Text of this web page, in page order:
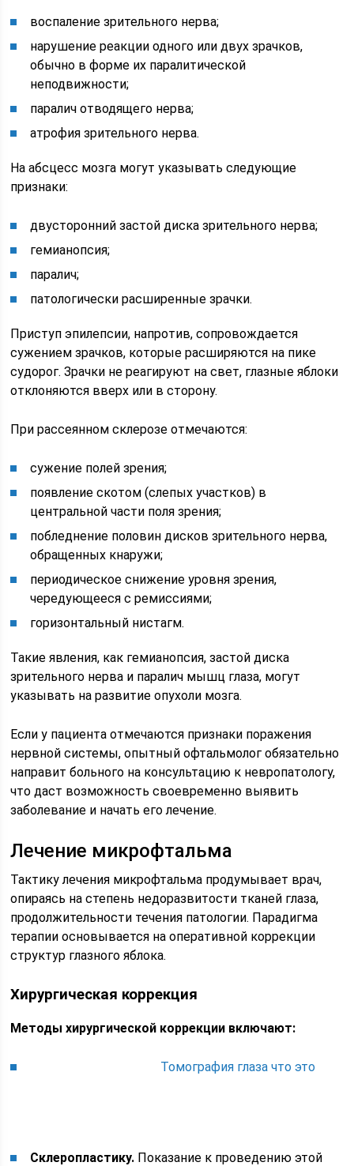
воспаление зрительного нерва;
нарушение реакции одного или двух зрачков,
обычно в форме их паралитической
неподвижности;
паралич отводящего нерва;
атрофия зрительного нерва.
На абсцесс мозга могут указывать следующие
признаки:
двусторонний застой диска зрительного нерва;
гемианопсия;
паралич;
патологически расширенные зрачки.
Приступ эпилепсии, напротив, сопровождается
сужением зрачков, которые раcширяются на пике
судорог. Зрачки не реагируют на свет, глазные яблоки
отклоняются вверх или в сторону.
При рассеянном склерозе отмечаются:
сужение полей зрения;
появление скотом (слепых участков) в
центральной части поля зрения;
побледнение половин дисков зрительного нерва,
обращенных кнаружи;
периодическое снижение уровня зрения,
чередующееся с ремиссиями;
горизонтальный нистагм.
Такие явления, как гемианопсия, застой диска
зрительного нерва и паралич мышц глаза, могут
указывать на развитие опухоли мозга.
Если у пациента отмечаются признаки поражения
нервной системы, опытный офтальмолог обязательно
направит больного на консультацию к невропатологу,
что даст возможность своевременно выявить
заболевание и начать его лечение.
Лечение микрофтальма
Тактику лечения микрофтальма продумывает врач,
опираясь на степень недоразвитости тканей глаза,
продолжительности течения патологии. Парадигма
терапии основывается на оперативной коррекции
структур глазного яблока.
Хирургическая коррекция
Методы хирургической коррекции включают:
Томография глаза что это
Склеропластику. Показание к проведению этой